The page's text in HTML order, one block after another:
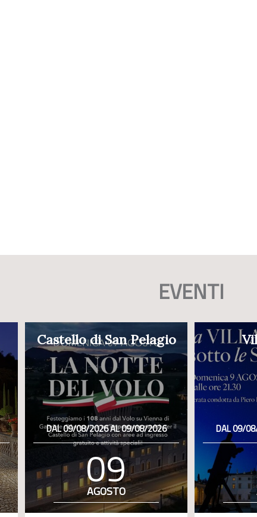
EVENTI
Castello di San Pelagio
DAL 09/08/2026 AL 09/08/2026
09
AGOSTO
DAL 09/